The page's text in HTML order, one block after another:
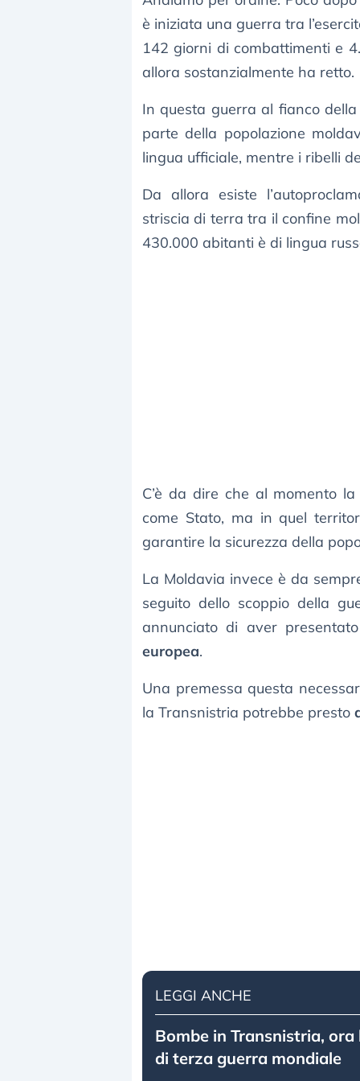
è iniziata una guerra tra
142 giorni di combattimenti e
allora sostanzialmente ha retto.
In questa guerra al fianco
parte della popolazione
lingua ufficiale, mentre i ribelli
Da allora esiste
striscia di terra tra il confine
430.000 abitanti è di lingua
C’è da dire che al momento
come Stato, ma in quel
garantire la sicurezza della
La Moldavia invece è da
seguito dello scoppio della
annunciato di aver
europea.
Una premessa questa
la Transnistria potrebbe presto
LEGGI ANCHE
Bombe in Transnistria, ora
di terza guerra mondiale